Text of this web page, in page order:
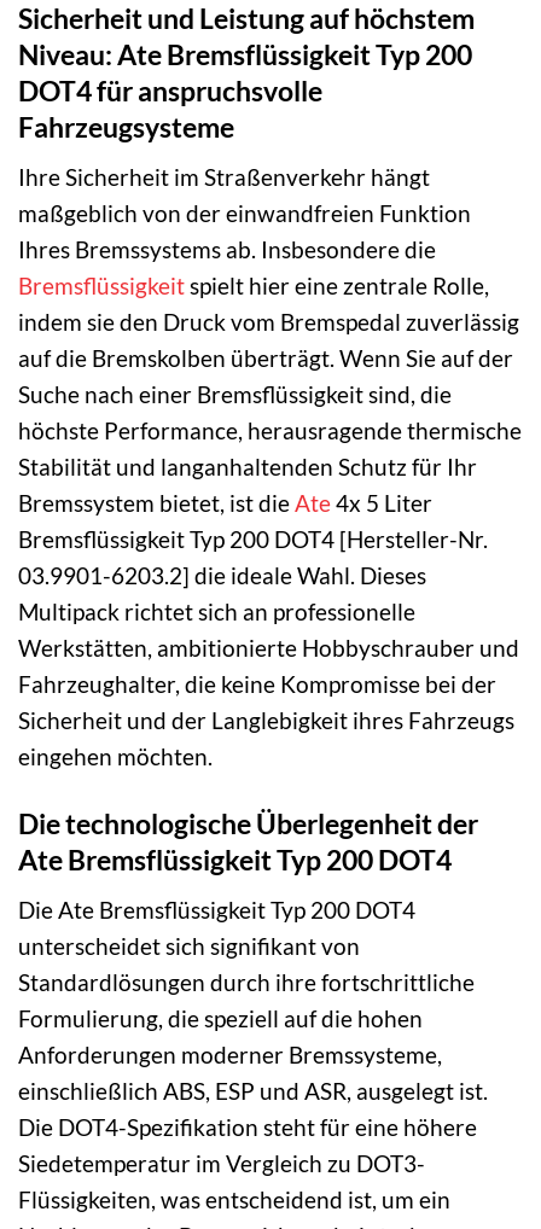
Sicherheit und Leistung auf höchstem
Niveau: Ate Bremsflüssigkeit Typ 200
DOT4 für anspruchsvolle
Fahrzeugsysteme
Ihre Sicherheit im Straßenverkehr hängt
maßgeblich von der einwandfreien Funktion
Ihres Bremssystems ab. Insbesondere die
Bremsflüssigkeitspielt hier eine zentrale Rolle,
indem sie den Druck vom Bremspedal zuverlässig
auf die Bremskolben überträgt. Wenn Sie auf der
Suche nach einer Bremsflüssigkeit sind, die
höchste Performance, herausragende thermische
Stabilität und langanhaltenden Schutz für Ihr
Bremssystem bietet, ist dieAte4x 5 Liter
Bremsflüssigkeit Typ 200 DOT4 [Hersteller-Nr.
03.9901-6203.2] die ideale Wahl. Dieses
Multipack richtet sich an professionelle
Werkstätten, ambitionierte Hobbyschrauber und
Fahrzeughalter, die keine Kompromisse bei der
Sicherheit und der Langlebigkeit ihres Fahrzeugs
eingehen möchten.
Die technologische Überlegenheit der
Ate Bremsflüssigkeit Typ 200 DOT4
Die Ate Bremsflüssigkeit Typ 200 DOT4
unterscheidet sich signifikant von
Standardlösungen durch ihre fortschrittliche
Formulierung, die speziell auf die hohen
Anforderungen moderner Bremssysteme,
einschließlich ABS, ESP und ASR, ausgelegt ist.
Die DOT4-Spezifikation steht für eine höhere
Siedetemperatur im Vergleich zu DOT3-
Flüssigkeiten, was entscheidend ist, um ein